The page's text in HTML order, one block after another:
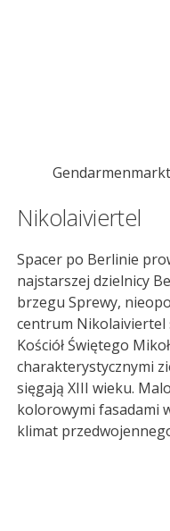
Nikolaiviertel
Spacer po Berlinie
najstarszej dzielnicy
brzegu Sprewy,
centrum Nikolaiviertel
Kościół Świętego
charakterystycznymi
sięgają XIII wieku.
kolorowymi fasadami
klimat